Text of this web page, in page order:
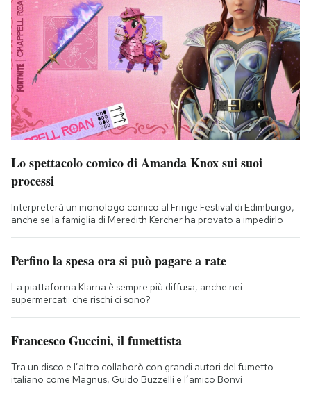
Lo spettacolo comico di Amanda Knox sui suoi
processi
Interpreterà un monologo comico al Fringe Festival di Edimburgo,
anche se la famiglia di Meredith Kercher ha provato a impedirlo
Perfino la spesa ora si può pagare a rate
La piattaforma Klarna è sempre più diffusa, anche nei
supermercati: che rischi ci sono?
Francesco Guccini, il fumettista
Tra un disco e l’altro collaborò con grandi autori del fumetto
italiano come Magnus, Guido Buzzelli e l’amico Bonvi